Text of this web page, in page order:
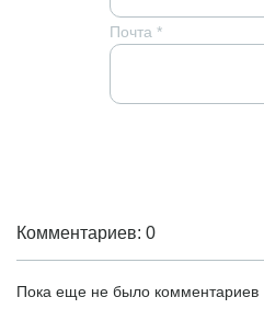
Почта *
Комментариев: 0
Пока еще не было комментариев